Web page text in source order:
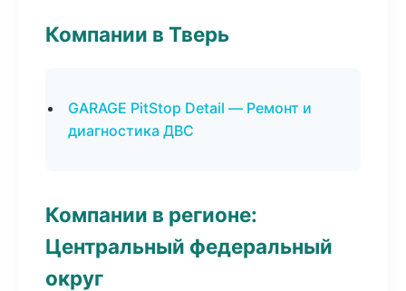
Компании в Тверь
GARAGE PitStop Detail — Ремонт и
диагностика ДВС
Компании в регионе:
Центральный федеральный
округ